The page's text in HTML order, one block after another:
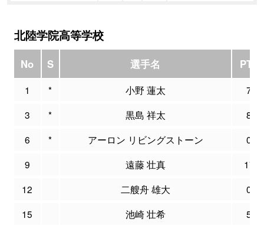
北陸学院高等学校
No S 選手名 PTS
1 * 小野 蓮太
7
3
* 黒島 祥太
8
6
* アーロン リビングストーン
0
9
遠藤 壮真
17
12
二艘舟 雄大
0
15
池崎 壮希
5